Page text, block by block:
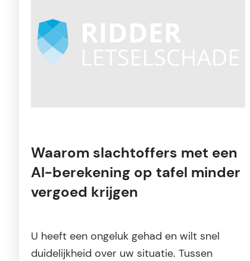
Waarom slachtoffers met een
AI-berekening op tafel minder
vergoed krijgen
U heeft een ongeluk gehad en wilt snel
duidelijkheid over uw situatie. Tussen